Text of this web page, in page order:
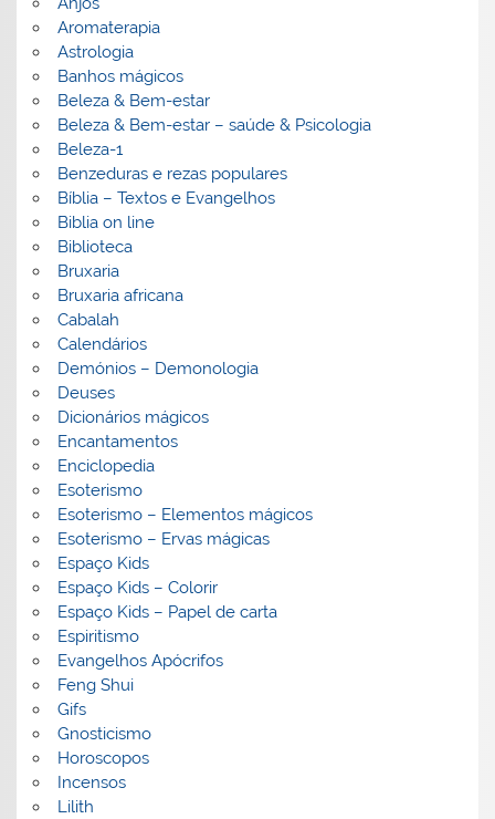
Aromaterapia
Astrologia
Banhos mágicos
Beleza & Bem-estar
Beleza & Bem-estar – saúde & Psicologia
Beleza-1
Benzeduras e rezas populares
Bíblia – Textos e Evangelhos
Biblia on line
Biblioteca
Bruxaria
Bruxaria africana
Cabalah
Calendários
Demónios – Demonologia
Deuses
Dicionários mágicos
Encantamentos
Enciclopedia
Esoterismo
Esoterismo – Elementos mágicos
Esoterismo – Ervas mágicas
Espaço Kids
Espaço Kids – Colorir
Espaço Kids – Papel de carta
Espiritismo
Evangelhos Apócrifos
Feng Shui
Gifs
Gnosticismo
Horoscopos
Incensos
Lilith